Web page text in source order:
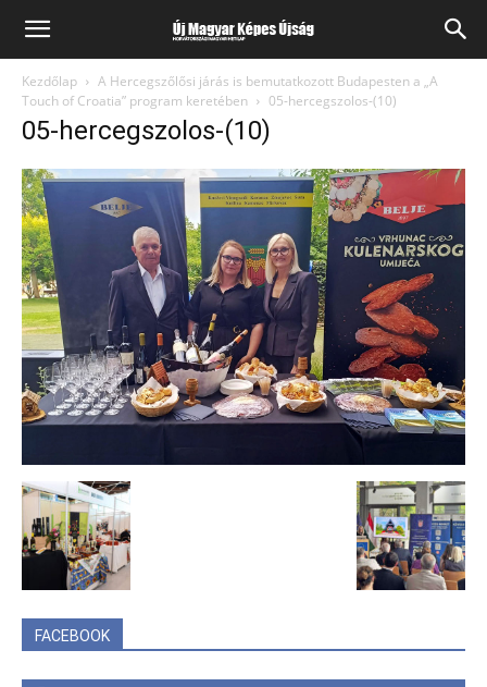
Kezdőlap
A Hercegszőlősi járás is bemutatkozott Budapesten a „A
Touch of Croatia” program keretében
05-hercegszolos-(10)
05-hercegszolos-(10)
FACEBOOK